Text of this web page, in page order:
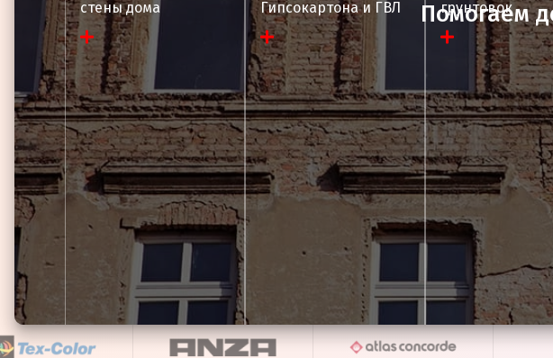
Помогаем
стены дома
Гипсокартона и ГВЛ
грунтовок